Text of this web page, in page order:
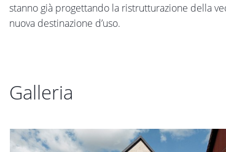
stanno già progettando la ristrutturazione della
nuova destinazione d’uso.
Galleria